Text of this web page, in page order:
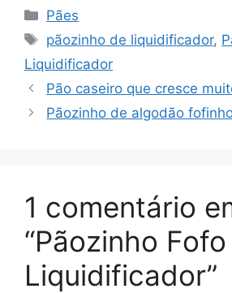
Categorias
Pães
Tags
pãozinho de liquidificador,
Liquidificador
Pão caseiro que cresce
Pãozinho de algodão
1 comentário
“Pãozinho
Liquidificador”